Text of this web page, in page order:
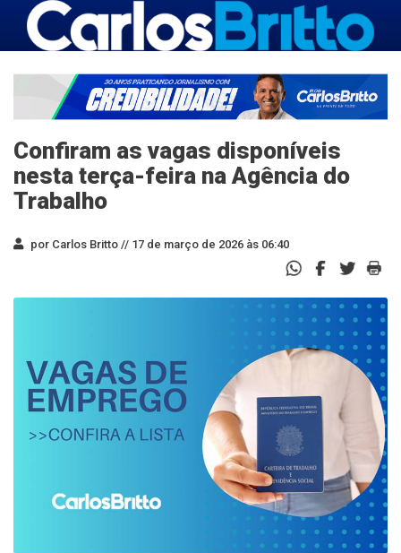
Confiram as vagas disponíveis
nesta terça-feira na Agência do
Trabalho
por Carlos Britto // 17 de março de 2026 às 06:40